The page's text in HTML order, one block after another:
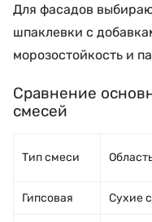
Для фасадов
шпаклевки с
морозостойкость и
Сравнение
смесей
Тип смеси
Гипсовая Сухие